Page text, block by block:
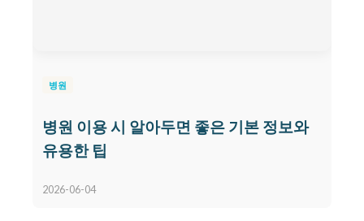
병원
병원 이용 시 알아두면 좋은 기본 정보와
유용한 팁
2026-06-04